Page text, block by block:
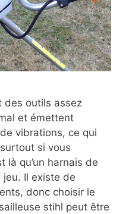
des outils assez
et émettent
vibrations, ce qui
si vous
là qu’un harnais de
Il existe de
donc choisir le
stihl peut être